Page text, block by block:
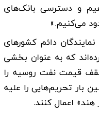
و دسترسی بانک‌های
می‌کنیم.»
دائم کشورهای
که به عنوان بخشی
قیمت نفت روسیه را
بار تحریم‌هایی را علیه
هند» اعمال کنند.